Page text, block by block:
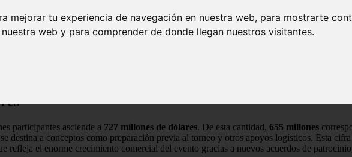
mejorar tu experiencia de navegación en nuestra web, para mostrarte
web y para comprender de donde llegan nuestros visitantes.
de la historia del fútbol
por su formato ampliado a 48 selecciones, sino también por las cifras récord que la
una bolsa de premios sin precedentes, superando con creces lo visto en ediciones
fondos y qué impacto tiene esta inyección económica en las federaciones nacionales.
participantes asciende a 727 millones de dólares. De esta cantidad, 655 millones
destina a conceptos como preparación previa al torneo y otros apoyos logísticos. Esta
refleja el enorme crecimiento comercial del evento gracias a nuevos acuerdos de